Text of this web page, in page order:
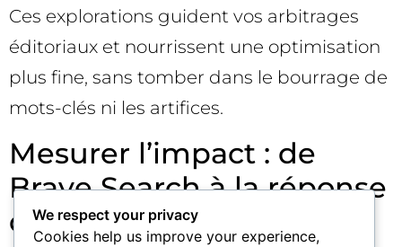
Ces explorations guident vos arbitrages
éditoriaux et nourrissent une optimisation
plus fine, sans tomber dans le bourrage de
mots-clés ni les artifices.
Mesurer l’impact : de
Brave Search à la réponse
de Claude 📈
We respect your privacy
Cookies help us improve your experience,